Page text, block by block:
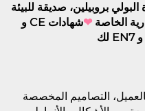
بروبيلين، صديقة للبيئة
الخاصة ❤
شهادات CE و